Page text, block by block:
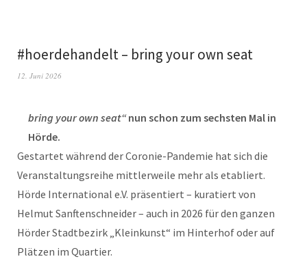
#hoerdehandelt – bring your own seat
12. Juni 2026
bring your own seat“nun schon zum sechsten Mal in
Hörde.
Gestartet während der Coronie-Pandemie hat sich die
Veranstaltungsreihe mittlerweile mehr als etabliert.
Hörde International e.V. präsentiert – kuratiert von
Helmut Sanftenschneider – auch in 2026 für den ganzen
Hörder Stadtbezirk „Kleinkunst“ im Hinterhof oder auf
Plätzen im Quartier.